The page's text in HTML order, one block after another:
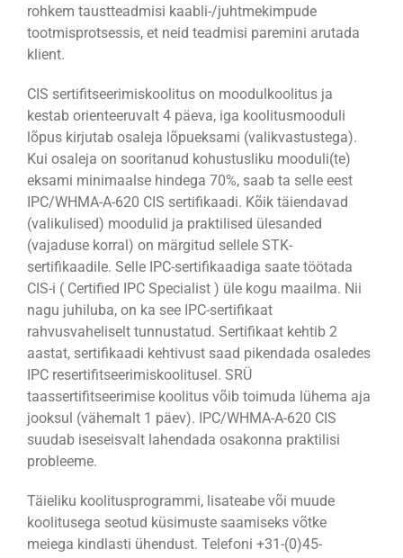
rohkem taustteadmisi kaabli-/juhtmekimpude
tootmisprotsessis, et neid teadmisi paremini arutada
klient.
CIS sertifitseerimiskoolitus on moodulkoolitus ja
kestab orienteeruvalt 4 päeva, iga koolitusmooduli
lõpus kirjutab osaleja lõpueksami (valikvastustega).
Kui osaleja on sooritanud kohustusliku mooduli(te)
eksami minimaalse hindega 70%, saab ta selle eest
IPC/WHMA-A-620 CIS sertifikaadi. Kõik täiendavad
(valikulised) moodulid ja praktilised ülesanded
(vajaduse korral) on märgitud sellele STK-
sertifikaadile. Selle IPC-sertifikaadiga saate töötada
CIS-i ( Certified IPC Specialist ) üle kogu maailma. Nii
nagu juhiluba, on ka see IPC-sertifikaat
rahvusvaheliselt tunnustatud. Sertifikaat kehtib 2
aastat, sertifikaadi kehtivust saad pikendada osaledes
IPC resertifitseerimiskoolitusel. SRÜ
taassertifitseerimise koolitus võib toimuda lühema aja
jooksul (vähemalt 1 päev). IPC/WHMA-A-620 CIS
suudab iseseisvalt lahendada osakonna praktilisi
probleeme.
Täieliku koolitusprogrammi, lisateabe või muude
koolitusega seotud küsimuste saamiseks võtke
meiega kindlasti ühendust. Telefoni +31-(0)45-